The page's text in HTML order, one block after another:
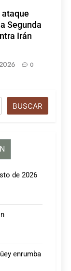
ataque
Segunda
Irán
0
BUSCAR
de 2026
enrumba